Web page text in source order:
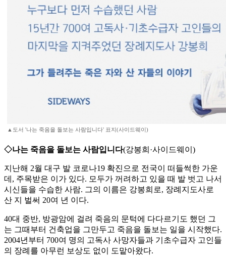
▲도서 '나는 죽음을 돌보는 사람입니다' 표지(사이드웨이)
◇나는 죽음을 돌보는 사람입니다(강봉희·사이드웨이)
지난해 2월 대구 발 코로나19 확진으로 전국이 떠들썩한 가운
데, 주목받은 이가 있다. 모두가 꺼려하고 있을 때 발 벗고 나서
시신들을 수습한 사람. 그의 이름은 강봉희로, 장례지도사로
산 지 벌써 20여 년 이다.
40대 중반, 방광암에 걸려 죽음의 문턱에 다다르기도 했던 그
는 그때부터 건축업을 그만두고 죽음을 돌보는 일을 시작했다.
2004년부터 700여 명의 고독사 사망자들과 기초수급자 고인들
의 장례를 아무런 보상도 없이 도맡아왔다.